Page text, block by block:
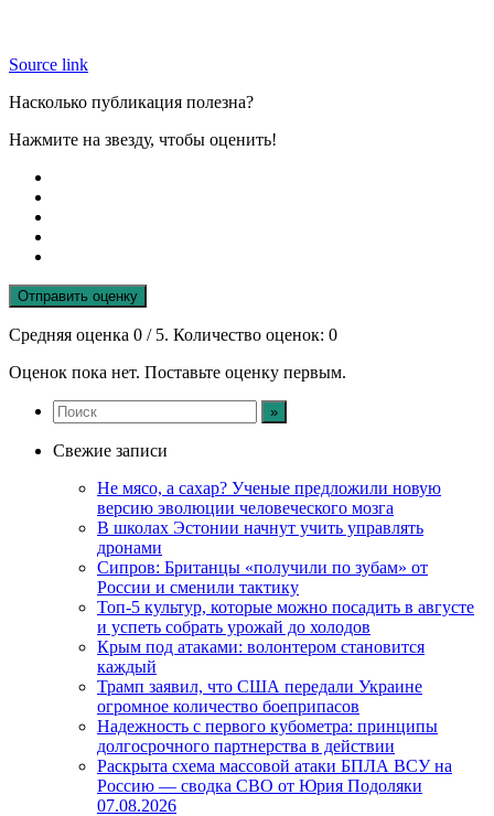
Source link
Насколько публикация полезна?
Нажмите на звезду, чтобы оценить!
Отправить оценку
Средняя оценка 0 / 5. Количество оценок: 0
Оценок пока нет. Поставьте оценку первым.
Свежие записи
Не мясо, а сахар? Ученые предложили новую
версию эволюции человеческого мозга
В школах Эстонии начнут учить управлять
дронами
Сипров: Британцы «получили по зубам» от
России и сменили тактику
Топ-5 культур, которые можно посадить в августе
и успеть собрать урожай до холодов
Крым под атаками: волонтером становится
каждый
Трамп заявил, что США передали Украине
огромное количество боеприпасов
Надежность с первого кубометра: принципы
долгосрочного партнерства в действии
Раскрыта схема массовой атаки БПЛА ВСУ на
Россию — сводка СВО от Юрия Подоляки
07.08.2026